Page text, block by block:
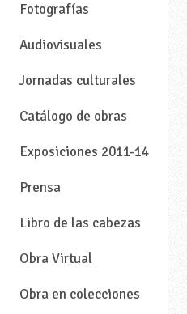
Fotografías
Audiovisuales
Jornadas culturales
Catálogo de obras
Exposiciones 2011-14
Prensa
Libro de las cabezas
Obra Virtual
Obra en colecciones